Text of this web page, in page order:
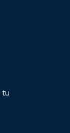
tu